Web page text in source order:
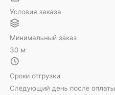
Условия заказа
Минимальный заказ
30 м
Сроки отгрузки
Следующий день после оплаты